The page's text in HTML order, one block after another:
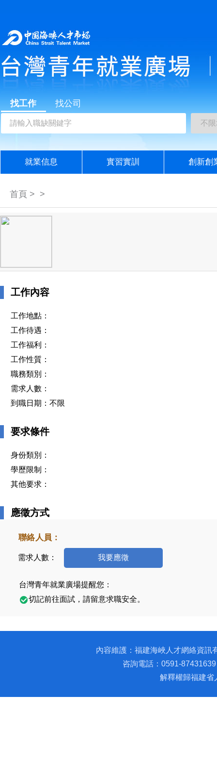
找工作 找公司
就業信息 實習實訓 創新創
首頁 > >
工作內容
工作地點：
工作待遇：
工作福利：
工作性質：
職務類別：
需求人數：
到職日期：不限
要求條件
身份類別：
學歷限制：
其他要求：
應徵方式
聯絡人員：
需求人數： 我要應徵
台灣青年就業廣場提醒您：
切記前往面試，請留意求職安全。
內容維護：福建海峽人才網絡資
咨詢電話：0591-
解釋權歸福建省